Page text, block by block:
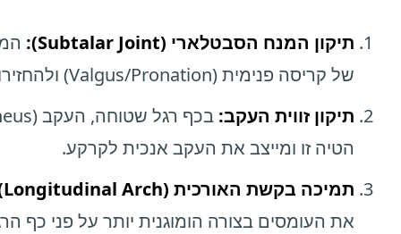
תיקון המנח הסבטלארי (Subtalar Joint):
של קריסה פנימית (Valgus/Pronation) ולהחזירו למנח תקין וניטרלי יותר.
תיקון זווית העקב:
הטיה זו ומייצב את העקב אנכית לקרקע.
תמיכה בקשת האורכית (Longitudinal Arch):
את העומסים בצורה הומוגנית יותר על פני כף